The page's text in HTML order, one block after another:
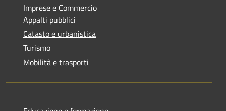
Imprese e Commercio
Appalti pubblici
Catasto e urbanistica
Turismo
Mobilità e trasporti